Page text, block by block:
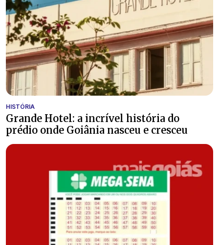
HISTÓRIA
Grande Hotel: a incrível história do
prédio onde Goiânia nasceu e cresceu